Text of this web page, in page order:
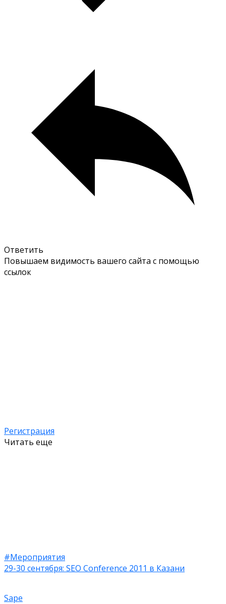
Ответить
Повышаем видимость вашего сайта с помощью
ссылок
Регистрация
Читать еще
#Мероприятия
29-30 сентября: SEO Conference 2011 в Казани
Sape